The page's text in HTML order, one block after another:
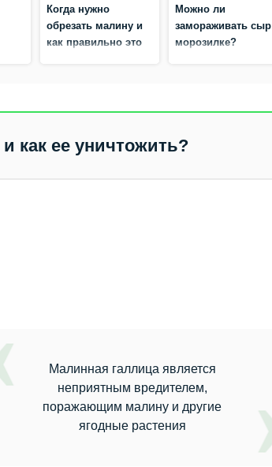
Когда нужно
обрезать малину и
как правильно это
Можно ли
замораживать
морозилке?
как ее уничтожить?
Малинная галлица является
неприятным вредителем,
поражающим малину и другие
ягодные растения